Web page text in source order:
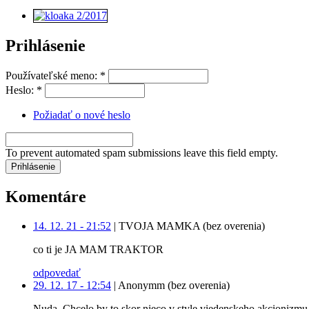
Prihlásenie
Používateľské meno: *
Heslo: *
Požiadať o nové heslo
To prevent automated spam submissions leave this field empty.
Komentáre
14. 12. 21 - 21:52 | TVOJA MAMKA (bez overenia)
co ti je JA MAM TRAKTOR
odpovedať
29. 12. 17 - 12:54 | Anonymm (bez overenia)